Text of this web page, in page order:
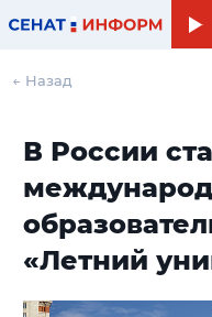
← Назад
В России
«Летний